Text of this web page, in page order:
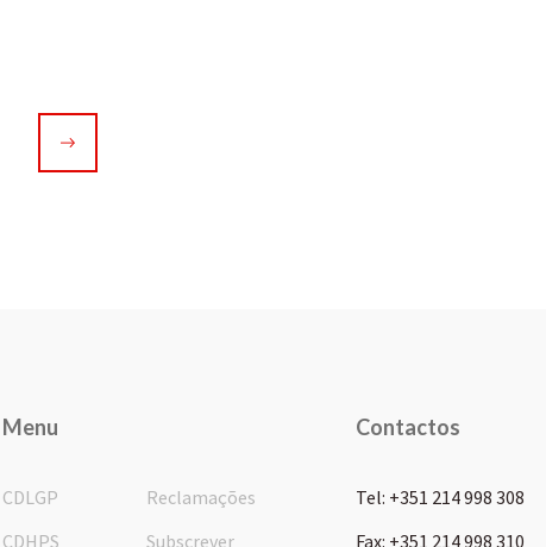
Menu
CDLGP
CDHPS
Reclamações
Subscrever
Contactos
Tel: +351 214 998 308
Fax: +351 214 998 310